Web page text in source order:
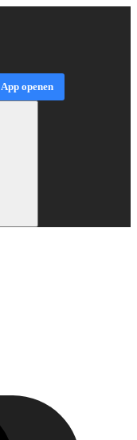
App openen